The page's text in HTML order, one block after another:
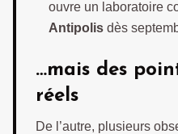
ouvre un laboratoire
Antipolis dès
…mais des
réels
De l’autre, plusieurs